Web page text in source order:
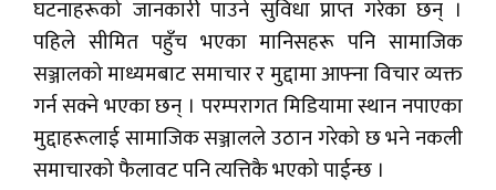
घटनाहरूको जानकारी पाउने सुविधा प्राप्त गरेका छन् ।
पहिले सीमित पहुँच भएका मानिसहरू पनि सामाजिक
सञ्जालको माध्यमबाट समाचार र मुद्दामा आफ्ना विचार व्यक्त
गर्न सक्ने भएका छन् । परम्परागत मिडियामा स्थान नपाएका
मुद्दाहरूलाई सामाजिक सञ्जालले उठान गरेको छ भने नकली
समाचारको फैलावट पनि त्यत्तिकै भएको पाईन्छ ।